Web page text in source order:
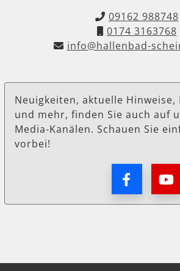
09162 988748
0174 3163768
info@hallenbad-
Neuigkeiten, aktuelle Hinweise,
und mehr, finden Sie auch auf
Media-Kanälen. Schauen Sie
vorbei!